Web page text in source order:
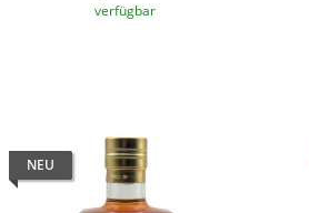
verfügbar
NEU